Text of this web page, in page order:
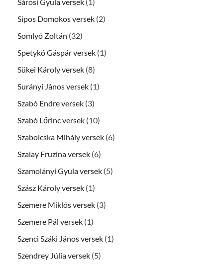
Sipos Domokos versek (2)
Somlyó Zoltán (32)
Spetykó Gáspár versek (1)
Sükei Károly versek (8)
Surányi János versek (1)
Szabó Endre versek (3)
Szabó Lőrinc versek (10)
Szabolcska Mihály versek (6)
Szalay Fruzina versek (6)
Szamolányi Gyula versek (5)
Szász Károly versek (1)
Szemere Miklós versek (3)
Szemere Pál versek (1)
Szenci Száki János versek (1)
Szendrey Júlia versek (5)